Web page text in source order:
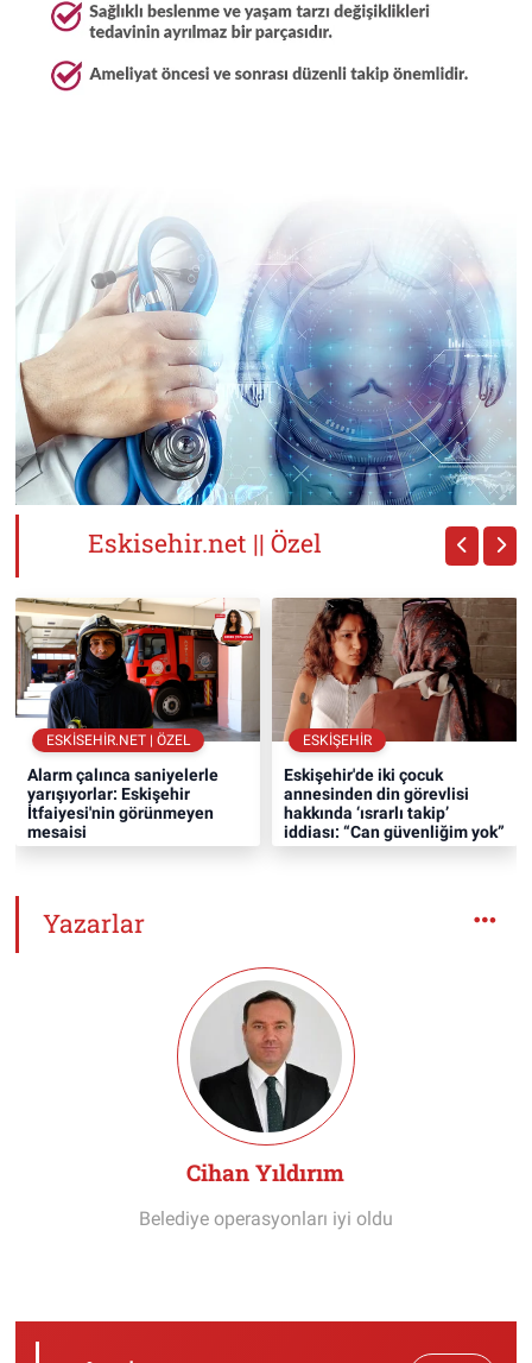
Eskisehir.net || Özel
ESKISEHIR.NET | ÖZEL
Alarm çalınca saniyelerle
yarışıyorlar: Eskişehir
İtfaiyesi'nin görünmeyen
mesaisi
ESKIŞEHIR
Eskişehir'de iki çocuk
annesinden din görevlisi
hakkında ‘ısrarlı takip’
iddiası: “Can güvenliğim yok”
Yazarlar
Belediye operasyonları iyi oldu
Cihan Yıldırım